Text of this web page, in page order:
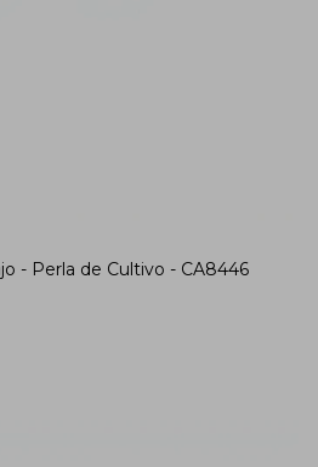
- Perla de Cultivo - CA8446